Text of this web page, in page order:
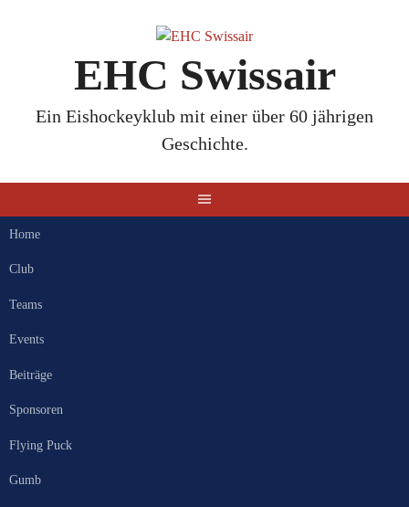
EHC Swissair
Ein Eishockeyklub mit einer über 60 jährigen
Geschichte.
Home
Club
Teams
Events
Beiträge
Sponsoren
Flying Puck
Gumb